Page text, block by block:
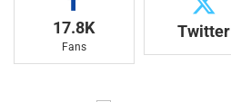
17.8K
Fans
Twitter